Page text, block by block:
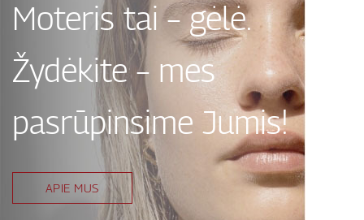
Moteris tai – gėlė.
Žydėkite – mes
pasrūpinsime Jumis!
APIE MUS